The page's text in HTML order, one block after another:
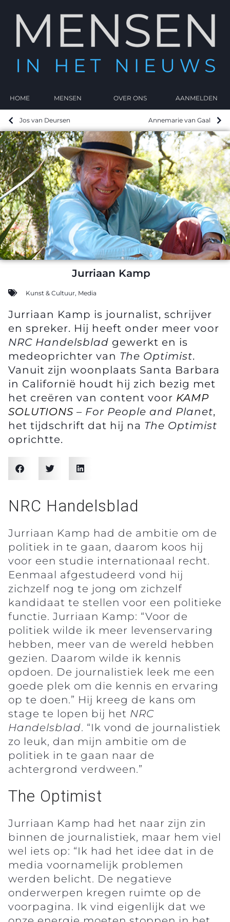
HOME MENSEN OVER ONS AANMELDEN
Jos van Deursen Annemarie van Gaal
Jurriaan Kamp is journalist, schrijver
en spreker. Hij heeft onder meer voor
NRC Handelsblad gewerkt en is
medeoprichter van The Optimist.
Vanuit zijn woonplaats Santa Barbara
in Californië houdt hij zich bezig met
het creëren van content voor KAMP
SOLUTIONS – For People and Planet,
het tijdschrift dat hij na The Optimist
oprichtte.
Jurriaan Kamp
Kunst & Cultuur, Media
NRC Handelsblad
Jurriaan Kamp had de ambitie om de
politiek in te gaan, daarom koos hij
voor een studie internationaal recht.
Eenmaal afgestudeerd vond hij
zichzelf nog te jong om zichzelf
kandidaat te stellen voor een politieke
functie. Jurriaan Kamp: “Voor de
politiek wilde ik meer levenservaring
hebben, meer van de wereld hebben
gezien. Daarom wilde ik kennis
opdoen. De journalistiek leek me een
goede plek om die kennis en ervaring
op te doen.” Hij kreeg de kans om
stage te lopen bij het NRC
Handelsblad. “Ik vond de journalistiek
zo leuk, dan mijn ambitie om de
politiek in te gaan naar de
achtergrond verdween.”
The Optimist
Jurriaan Kamp had het naar zijn zin
binnen de journalistiek, maar hem viel
wel iets op: “Ik had het idee dat in de
media voornamelijk problemen
werden belicht. De negatieve
onderwerpen kregen ruimte op de
voorpagina. Ik vind eigenlijk dat we